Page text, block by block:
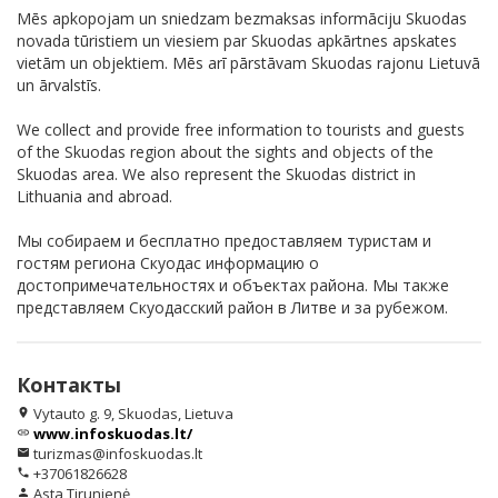
Mēs apkopojam un sniedzam bezmaksas informāciju Skuodas
novada tūristiem un viesiem par Skuodas apkārtnes apskates
vietām un objektiem. Mēs arī pārstāvam Skuodas rajonu Lietuvā
un ārvalstīs.
We collect and provide free information to tourists and guests
of the Skuodas region about the sights and objects of the
Skuodas area. We also represent the Skuodas district in
Lithuania and abroad.
Мы собираем и бесплатно предоставляем туристам и
гостям региона Скуодаc информацию о
достопримечательностях и объектах района. Мы также
представляем Скуодacский район в Литве и за рубежом.
Контакты
location_on Vytauto g. 9, Skuodas, Lietuva
link www.infoskuodas.lt/
email turizmas@infoskuodas.lt
phone +37061826628
person Asta Tirunienė